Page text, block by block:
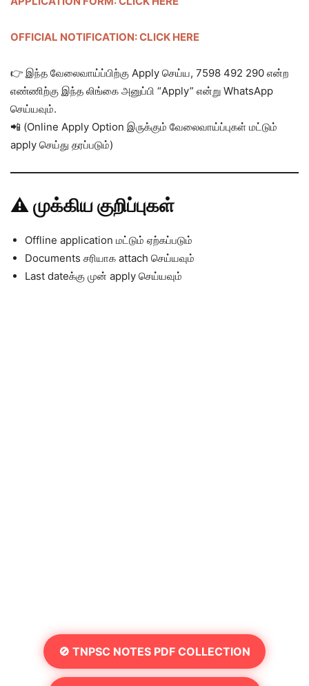
OFFICIAL NOTIFICATION: CLICK HERE
👉 இந்த வேலைவாய்ப்பிற்கு Apply செய்ய, 7598 492 290 என்ற
எண்ணிற்கு இந்த லிங்கை அனுப்பி “Apply” என்று WhatsApp
செய்யவும்.
📲 (Online Apply Option இருக்கும் வேலைவாய்ப்புகள் மட்டும்
apply செய்து தரப்படும்)
⚠️ முக்கிய குறிப்புகள்
Offline application மட்டும் ஏற்கப்படும்
Documents சரியாக attach செய்யவும்
Last dateக்கு முன் apply செய்யவும்
🚫 TNPSC NOTES PDF COLLECTION